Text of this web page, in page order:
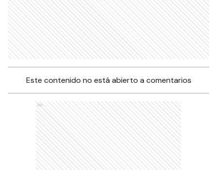
Este contenido no está abierto a comentarios
Ads